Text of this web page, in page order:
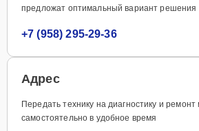
предложат оптимальный вариант решения
+7 (958) 295-29-36
Адрес
Передать технику на диагностику и
самостоятельно в удобное время